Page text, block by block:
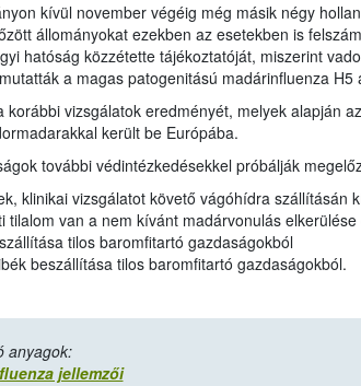
kívül november végéig még másik négy
állományokat ezekben az esetekben is
hatóság közzétette tájékoztatóját, miszerint
a magas patogenitású madárinfluenza H5
korábbi vizsgálatok eredményét, melyek alapján
került be Európába.
további védintézkedésekkel próbálják
klinikai vizsgálatot követő vágóhídra szállításán
tilalom van a nem kívánt madárvonulás
tilos baromfitartó gazdaságokból
beszállítása tilos baromfitartó gazdaságokból.
anyagok:
jellemzői